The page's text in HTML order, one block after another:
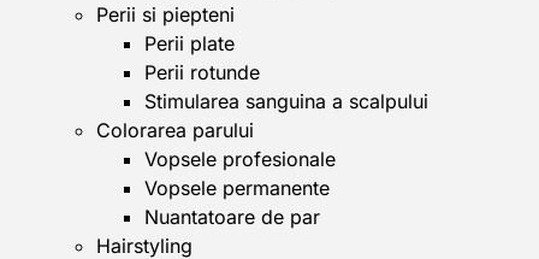
Perii si piepteni
Perii plate
Perii rotunde
Stimularea sanguina a scalpului
Colorarea parului
Vopsele profesionale
Vopsele permanente
Nuantatoare de par
Hairstyling